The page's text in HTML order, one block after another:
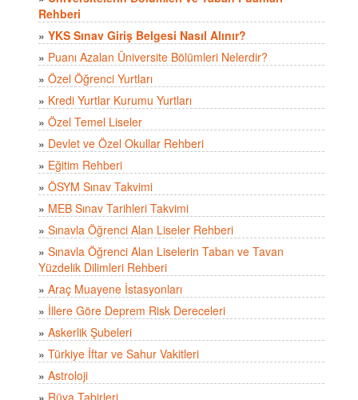
Rehberi
» YKS Sınav Giriş Belgesi Nasıl Alınır?
» Puanı Azalan Üniversite Bölümleri Nelerdir?
» Özel Öğrenci Yurtları
» Kredi Yurtlar Kurumu Yurtları
» Özel Temel Liseler
» Devlet ve Özel Okullar Rehberi
» Eğitim Rehberi
» ÖSYM Sınav Takvimi
» MEB Sınav Tarihleri Takvimi
» Sınavla Öğrenci Alan Liseler Rehberi
» Sınavla Öğrenci Alan Liselerin Taban ve Tavan
Yüzdelik Dilimleri Rehberi
» Araç Muayene İstasyonları
» İllere Göre Deprem Risk Dereceleri
» Askerlik Şubeleri
» Türkiye İftar ve Sahur Vakitleri
» Astroloji
» Rüya Tabirleri